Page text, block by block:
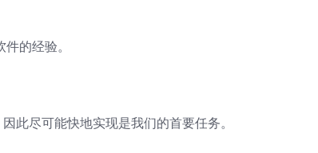
的经验。
此尽可能快地实现是我们的首要任务。